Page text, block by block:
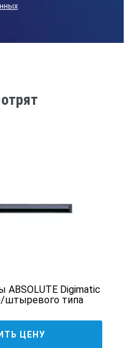
ABSOLUTE Digimatic
штыревого типа
ЦЕНУ